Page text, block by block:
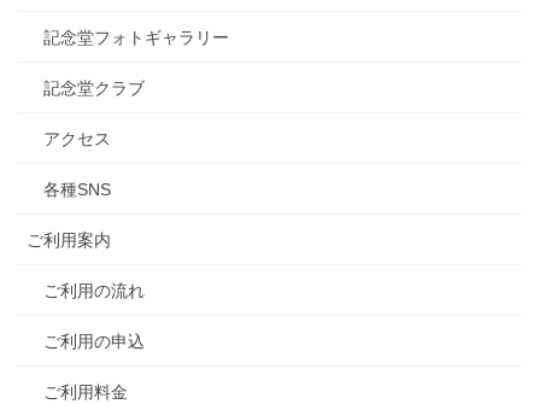
記念堂フォトギャラリー
記念堂クラブ
アクセス
各種SNS
ご利用案内
ご利用の流れ
ご利用の申込
ご利用料金